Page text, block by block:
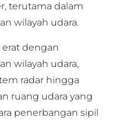
terutama dalam
wilayah udara.
dengan
wilayah udara,
radar hingga
ruang udara yang
penerbangan sipil